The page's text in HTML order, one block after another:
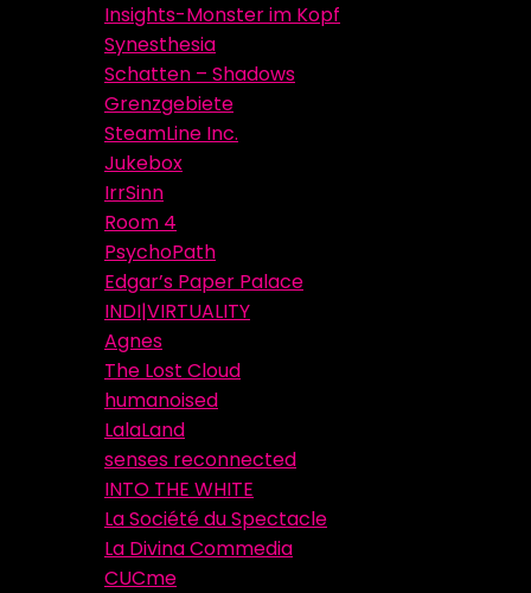
Insights-Monster im Kopf
Synesthesia
Schatten – Shadows
Grenzgebiete
SteamLine Inc.
Jukebox
IrrSinn
Room 4
PsychoPath
Edgar’s Paper Palace
INDI|VIRTUALITY
Agnes
The Lost Cloud
humanoised
LalaLand
senses reconnected
INTO THE WHITE
La Société du Spectacle
La Divina Commedia
CUCme